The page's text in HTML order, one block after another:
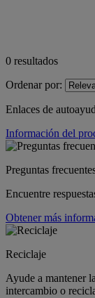
0 resultados
Ordenar por:
Enlaces de
Información del
Preguntas
Encuentre
Obtener más
Reciclaje
Ayude a mantener
intercambio o